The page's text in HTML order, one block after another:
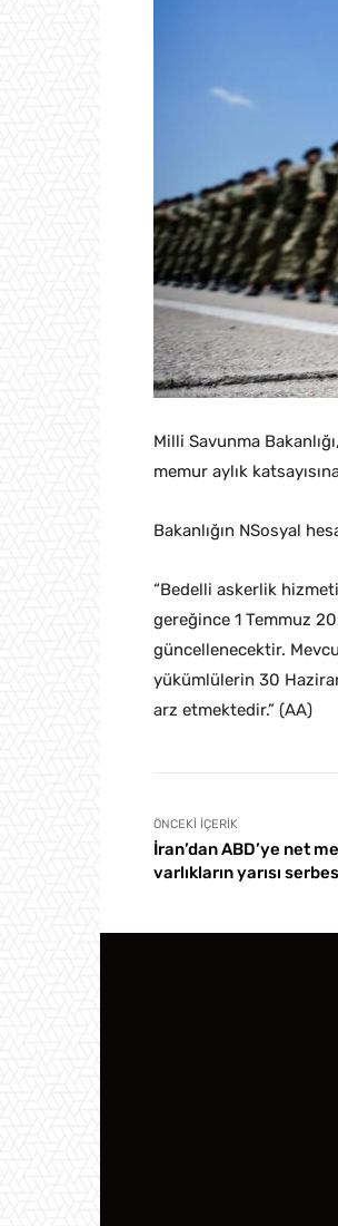
Milli Savunma
memur aylık
Bakanlığın NSosyal
“Bedelli askerlik
gereğince 1 Temmuz
güncellenecektir.
yükümlülerin 30
arz etmektedir.” (AA)
ÖNCEKI İÇERIK
İran’dan ABD’ye net
varlıkların yarısı